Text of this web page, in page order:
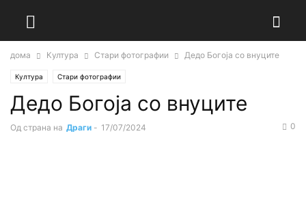
дома Култура Стари фотографии Дедо Богоја со внуците
Култура Стари фотографии
Дедо Богоја со внуците
Од страна на Драги - 17/07/2024 0